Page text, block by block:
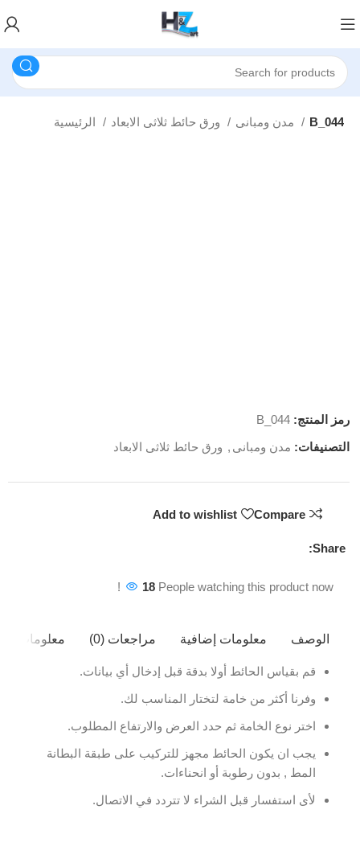
B_044
رمز المنتج:B_044
التصنيفات: مدن ومبانى , ورق حائط ثلاثى الابعاد
Compare
Add to wishlist
Share:
18 People watching this product now!
الوصف معلومات إضافية مراجعات (0) معلومات
قم بقياس الحائط أولا بدقة قبل إدخال أي بيانات.
وفرنا أكثر من خامة لتختار المناسب لك.
اختر نوع الخامة ثم حدد العرض والارتفاع المطلوب.
يجب ان يكون الحائط مجهز للتركيب على طبقة البطانة
المط , بدون رطوبة أو انحناءات.
لأى استفسار قبل الشراء لا تتردد في الاتصال.